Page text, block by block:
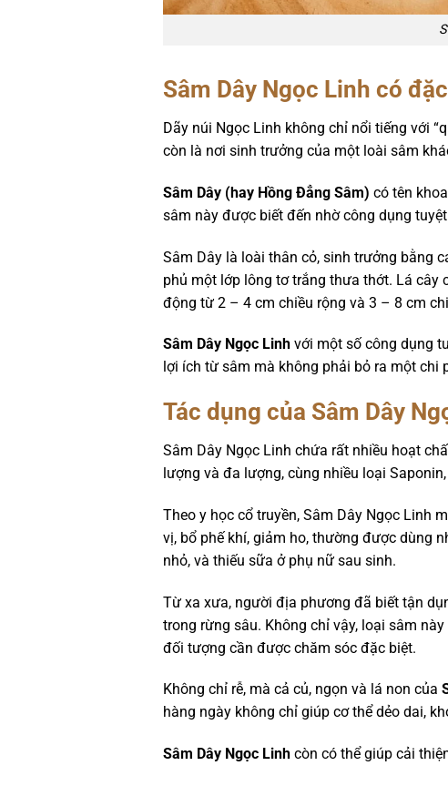
Sâm Dây Ngọc Linh có
Dãy núi Ngọc Linh không chỉ nổi tiếng với
còn là nơi sinh trưởng của một loài sâm
Sâm Dây (hay Hồng Đẳng Sâm) có tên
sâm này được biết đến nhờ công dụng
Sâm Dây là loài thân cỏ, sinh trưởng bằng
phủ một lớp lông tơ trắng thưa thớt. Lá cây
động từ 2 – 4 cm chiều rộng và 3 – 8 cm
Sâm Dây Ngọc Linhvới một số công dụng
lợi ích từ sâm mà không phải bỏ ra một chi
Tác dụng của Sâm Dây
Sâm Dây Ngọc Linh chứa rất nhiều hoạt
lượng và đa lượng, cùng nhiều loại
Theo y học cổ truyền, Sâm Dây Ngọc Linh
vị, bổ phế khí, giảm ho, thường được dùng
nhỏ, và thiếu sữa ở phụ nữ sau sinh.
Từ xa xưa, người địa phương đã biết tận
trong rừng sâu. Không chỉ vậy, loại sâm
đối tượng cần được chăm sóc đặc biệt.
Không chỉ rễ, mà cả củ, ngọn và lá non của
hàng ngày không chỉ giúp cơ thể dẻo dai,
Sâm Dây Ngọc Linhcòn có thể giúp cải